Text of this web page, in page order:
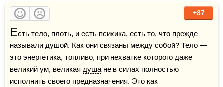
+87
Есть тело, плоть, и есть психика, есть то, что прежде
называли душой. Как они связаны между собой? Тело —
это энергетика, топливо, при нехватке которого даже
великий ум, великая душа не в силах полностью
исполнить своего предназначения. Это как